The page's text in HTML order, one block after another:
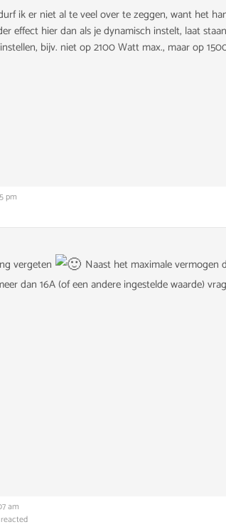
ik er niet al te veel over te zeggen, want het
effect hier dan als je dynamisch instelt, laat
bijv. niet op 2100 Watt max., maar op
pm
vergeten
Naast het maximale vermogen
dan 16A (of een andere ingestelde waarde)
am
reacted